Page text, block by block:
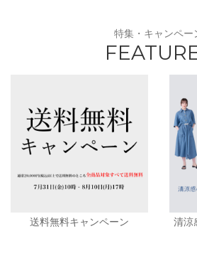
特集・キャンペー
送料無料キャンペーン
清涼